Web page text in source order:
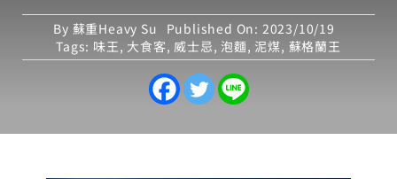
By 蘇重Heavy Su
Published On: 2023/10/19
Tags: 味王, 大食客, 威士忌, 泡麵, 泥煤, 蘇格蘭王